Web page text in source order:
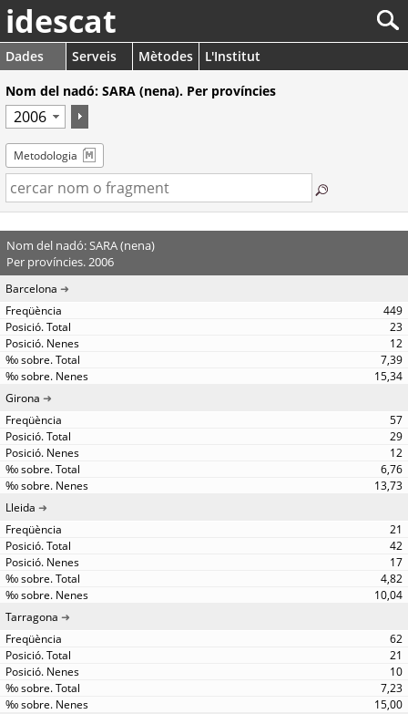
idescat
Dades Serveis Mètodes
L'Institut
Nom del nadó: SARA (nena). Per províncies
Metodologia
Nom del nadó: SARA (nena)
Per províncies. 2006
Barcelona
449
23
12
7,39
15,34
Girona
57
29
12
6,76
13,73
Lleida
21
42
17
4,82
10,04
Tarragona
62
21
10
7,23
15,00